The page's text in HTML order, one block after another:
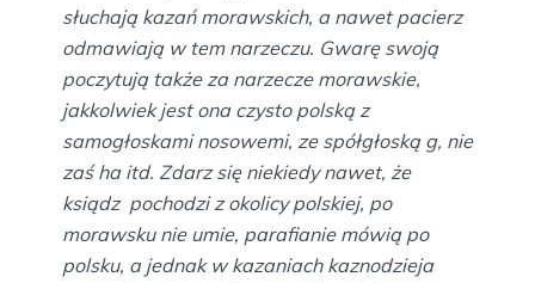
słuchają kazań morawskich, a nawet pacierz
odmawiają w tem narzeczu. Gwarę swoją
poczytują także za narzecze morawskie,
jakkolwiek jest ona czysto polską z
samogłoskami nosowemi, ze spółgłoską g, nie
zaś ha itd. Zdarz się niekiedy nawet, że
ksiądz pochodzi z okolicy polskiej, po
morawsku nie umie, parafianie mówią po
polsku, a jednak w kazaniach kaznodzieja